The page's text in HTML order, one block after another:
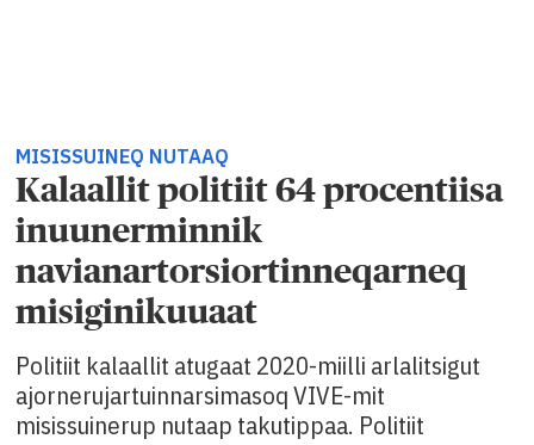
MISISSUINEQ NUTAAQ
Kalaallit politiit 64 procentiisa
inuunerminnik
navianartorsiortinneqarneq
misiginikuuaat
Politiit kalaallit atugaat 2020-miilli arlalitsigut
ajornerujartuinnarsimasoq VIVE-mit
misissuinerup nutaap takutippaa. Politiit